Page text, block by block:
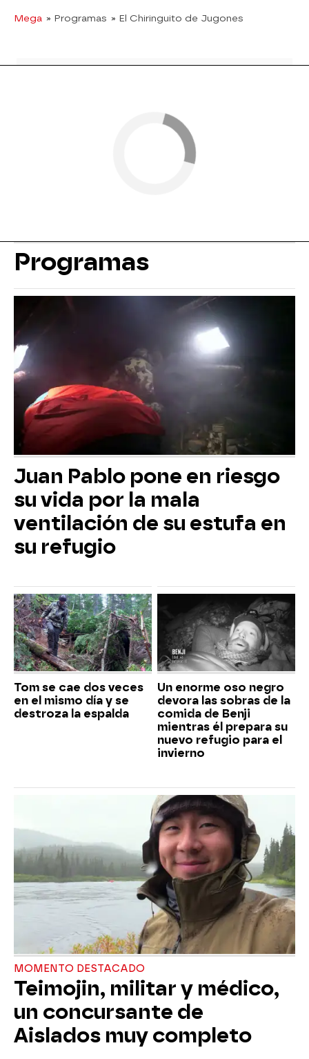
Mega » Programas » El Chiringuito de Jugones
Programas
Juan Pablo pone en riesgo
su vida por la mala
ventilación de su estufa en
su refugio
Tom se cae dos veces
en el mismo día y se
destroza la espalda
Un enorme oso negro
devora las sobras de la
comida de Benji
mientras él prepara su
nuevo refugio para el
invierno
MOMENTO DESTACADO
Teimojin, militar y médico,
un concursante de
Aislados muy completo